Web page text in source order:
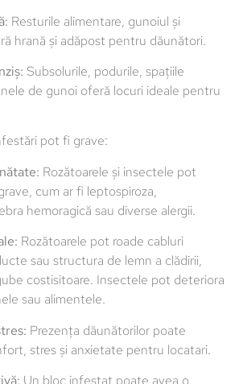
Resturile alimentare, gunoiul și
hrană și adăpost pentru dăunători.
Subsolurile, podurile, spațiile
de gunoi oferă locuri ideale pentru
pot fi grave:
Rozătoarele și insectele pot
cum ar fi leptospiroza,
hemoragică sau diverse alergii.
Rozătoarele pot roade cabluri
sau structura de lemn a clădirii,
costisitoare. Insectele pot deteriora
sau alimentele.
Prezența dăunătorilor poate
stres și anxietate pentru locatari.
Un bloc infestat poate avea o